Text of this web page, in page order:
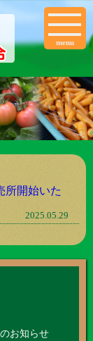
menu
所開始いた
2025.05.29
お知らせ